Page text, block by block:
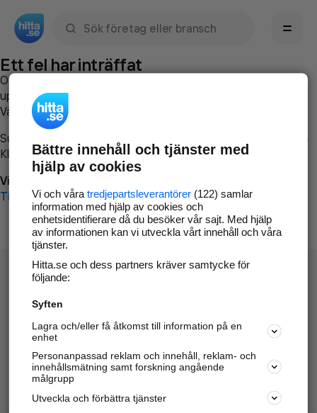
Ett fel har inträffat
Om du vill kan du
uppstod så att vi lättare och snabbare kan avhjälpa det.
Vänligen försök med följande:
Surfa till
Klicka påTillbaka-knappen i webbläsaren och försök igen
Vi beklagar besväret!
Till startsidan
Hitta.se - Gratis nummerupplysning.
Sök företag, personer och platser.
Hitta telefonnummer, adresser, företagsinfo mm.
Marknadsför företaget
Bättre innehåll och tjänster med
hjälp av cookies
Vi och våra tredjepartsleverantörer(122) samlar
information med hjälp av cookies och
enhetsidentifierare då du besöker vår sajt. Med hjälp
av informationen kan vi utveckla vårt innehåll och våra
tjänster.
Hitta.se och dess partners kräver samtycke för
följande:
Syften
Lagra och/eller få åtkomst till information på en
enhet
Personanpassad reklam och innehåll, reklam- och
innehållsmätning samt forskning angående
målgrupp
Utveckla och förbättra tjänster